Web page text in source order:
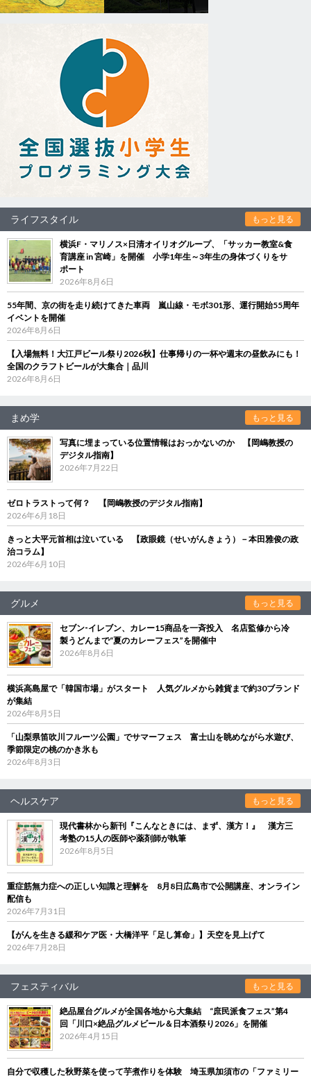
ライフスタイル もっと見る
横浜F・マリノス×日清オイリオグループ、「サッカー教室&食
育講座 in 宮崎」を開催 小学1年生～3年生の身体づくりをサ
ポート
2026年8月6日
55年間、京の街を走り続けてきた車両 嵐山線・モボ301形、運行開始55周年
イベントを開催
2026年8月6日
【入場無料！大江戸ビール祭り2026秋】仕事帰りの一杯や週末の昼飲みにも！
全国のクラフトビールが大集合｜品川
2026年8月6日
まめ学 もっと見る
写真に埋まっている位置情報はおっかないのか 【岡嶋教授の
デジタル指南】
2026年7月22日
ゼロトラストって何？ 【岡嶋教授のデジタル指南】
2026年6月18日
きっと大平元首相は泣いている 【政眼鏡（せいがんきょう）－本田雅俊の政
治コラム】
2026年6月10日
グルメ もっと見る
セブン‐イレブン、カレー15商品を一斉投入 名店監修から冷
製うどんまで“夏のカレーフェス”を開催中
2026年8月6日
横浜高島屋で「韓国市場」がスタート 人気グルメから雑貨まで約30ブランド
が集結
2026年8月5日
「山梨県笛吹川フルーツ公園」でサマーフェス 富士山を眺めながら水遊び、
季節限定の桃のかき氷も
2026年8月3日
ヘルスケア もっと見る
現代書林から新刊『こんなときには、まず、漢方！』 漢方三
考塾の15人の医師や薬剤師が執筆
2026年8月5日
重症筋無力症への正しい知識と理解を 8月8日広島市で公開講座、オンライン
配信も
2026年7月31日
【がんを生きる緩和ケア医・大橋洋平「足し算命」】天空を見上げて
2026年7月28日
フェスティバル もっと見る
絶品屋台グルメが全国各地から大集結 “庶民派食フェス”第4
回「川口×絶品グルメビール＆日本酒祭り2026」を開催
2026年4月15日
自分で収穫した秋野菜を使って芋煮作りを体験 埼玉県加須市の「ファミリー